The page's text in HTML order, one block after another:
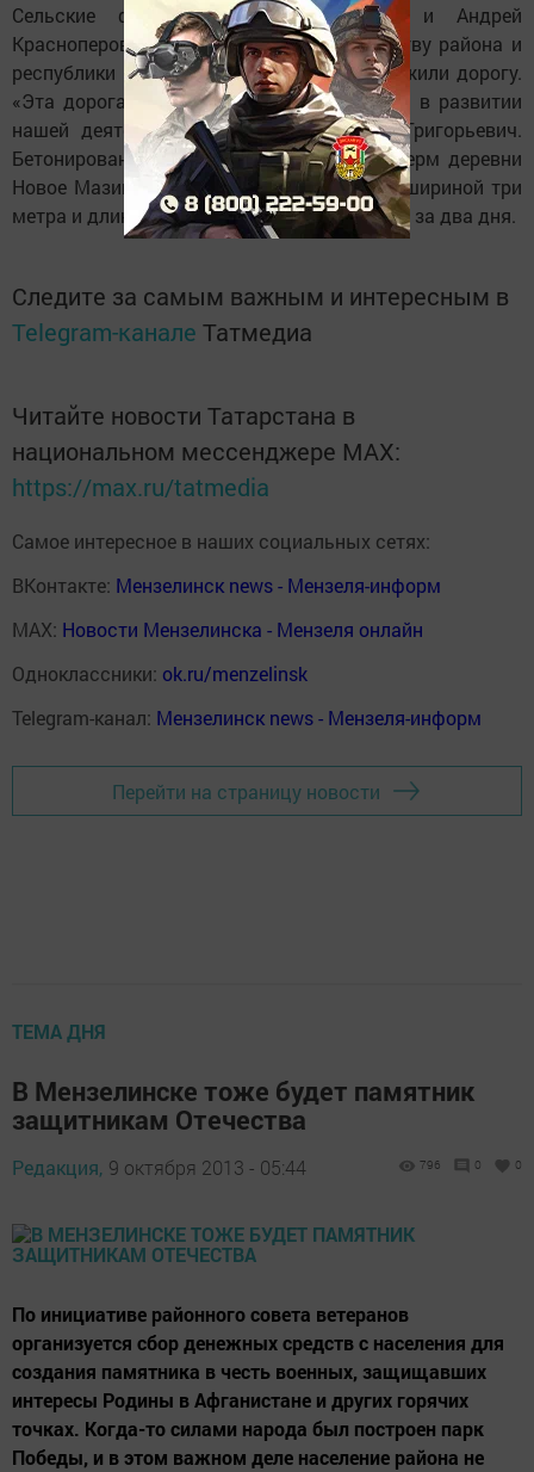
Сельские фермеры Михаил Казанцев и Андрей
Красноперов очень благодарны руководству района и
республики за то, что к их фермам проложили дорогу.
«Эта дорога явится большим подспорьем в развитии
нашей деятельности», - сказал Михаил Григорьевич.
Бетонированная дорога на территориях ферм деревни
Новое Мазино толщиной 18 сантиметров, шириной три
метра и длиной 450 метров была выложена за два дня.
Следите за самым важным и интересным в
Telegram-канале Татмедиа
Читайте новости Татарстана в
национальном мессенджере MАХ:
https://max.ru/tatmedia
Самое интересное в наших социальных сетях:
ВКонтакте: Мензелинск news - Мензеля-информ
MAX: Новости Мензелинска - Мензеля онлайн
Одноклассники: ok.ru/menzelinsk
Telegram-канал: Мензелинск news - Мензеля-информ
Перейти на страницу новости
ТЕМА ДНЯ
В Мензелинске тоже будет памятник
защитникам Отечества
Редакция, 9 октября 2013 - 05:44 796 0 0
По инициативе районного совета ветеранов
организуется сбор денежных средств с населения для
создания памятника в честь военных, защищавших
интересы Родины в Афганистане и других горячих
точках. Когда-то силами народа был построен парк
Победы, и в этом важном деле население района не